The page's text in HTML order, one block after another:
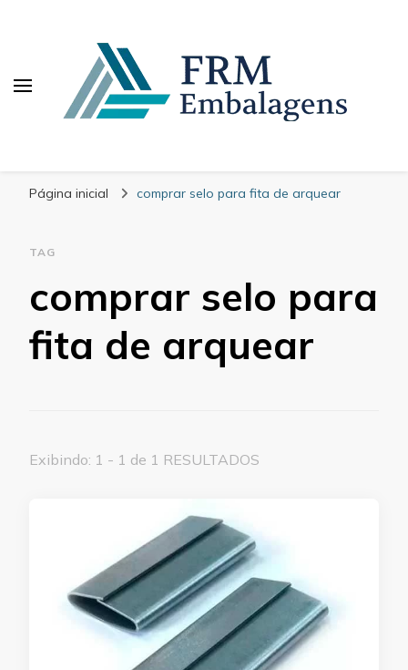
Página inicial comprar selo para fita de arquear
TAG
comprar selo para
fita de arquear
Exibindo: 1 - 1 de 1 RESULTADOS